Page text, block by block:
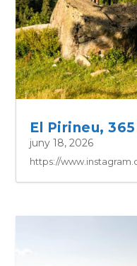
El Pirineu,
juny 18, 2026
https://